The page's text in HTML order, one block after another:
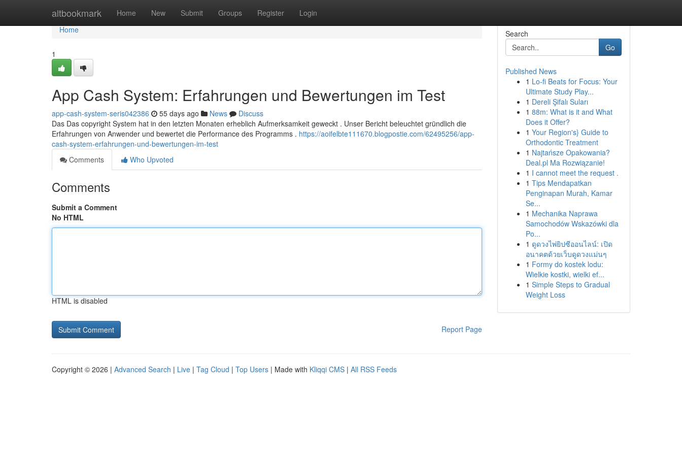
altbookmark Home New Submit Groups Register Login
Home
Home
1
App Cash System: Erfahrungen und Bewertungen im Test
app-cash-system-seris042386 55 days ago News
Discuss
Das Das copyright System hat in den letzten Monaten erheblich Aufmerksamkeit geweckt . Unser Bericht beleuchtet gründlich die
Erfahrungen von Anwender und bewertet die Performance des Programms . https://aoifelbte111670.blogpostie.com/62495256/app-
cash-system-erfahrungen-und-bewertungen-im-test
Comments
Who Upvoted
Comments
Submit a Comment
No HTML
HTML is disabled
Report Page
Search
Go
Published News
1 Lo-fi Beats for Focus: Your
Ultimate Study Play...
1 Dereli Şifalı Suları
1 88m: What is it and What
Does it Offer?
1 Your Region's} Guide to
Orthodontic Treatment
1 Najtańsze Opakowania?
Deal.pl Ma Rozwiązanie!
1 I cannot meet the request .
1 Tips Mendapatkan
Penginapan Murah, Kamar
Se...
1 Mechanika Naprawa
Samochodów Wskazówki dla
Po...
1 ดูดวงไพ่ยิปซีออนไลน์: เปิด
อนาคตด้วยเว็บดูดวงแม่นๆ
1 Formy do kostek lodu:
Wielkie kostki, wielki ef...
1 Simple Steps to Gradual
Weight Loss
Copyright © 2026 | Advanced Search | Live | Tag Cloud | Top Users | Made with Kliqqi CMS | All RSS Feeds